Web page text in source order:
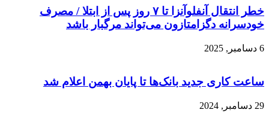
خطر انتقال آنفلوآنزا تا ۷ روز پس از ابتلا / مصرف
خودسرانه دگزامتازون می‌تواند مرگبار باشد
6 دسامبر, 2025
ساعت کاری جدید بانک‌ها تا پایان بهمن اعلام شد
29 دسامبر, 2024